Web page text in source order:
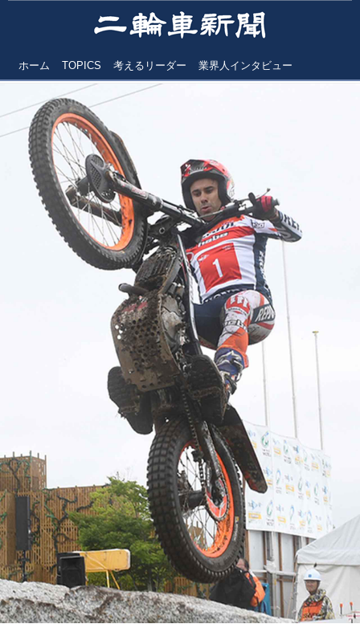
ホーム TOPICS 考えるリーダー 業界人インタビュー